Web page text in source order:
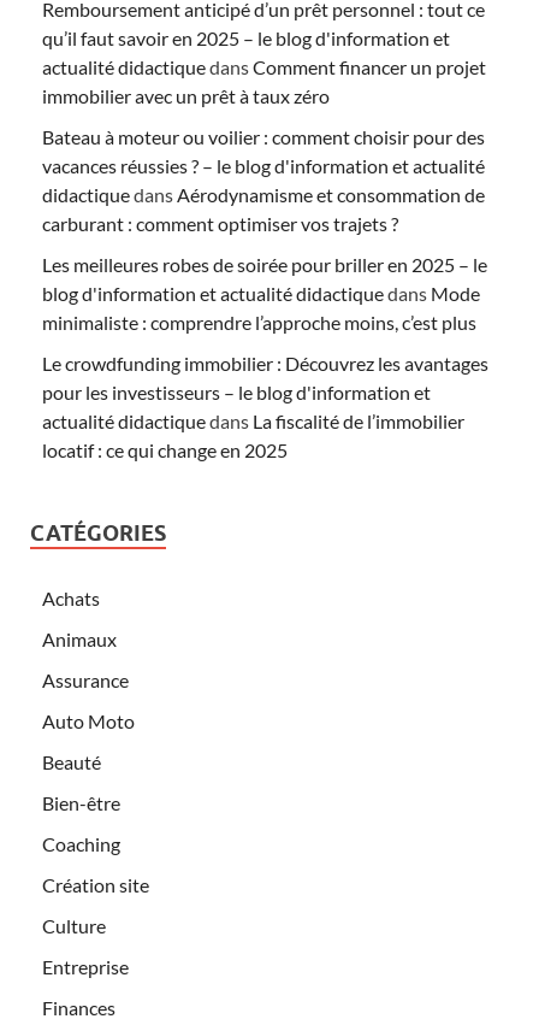
Remboursement anticipé d’un prêt personnel : tout ce
qu’il faut savoir en 2025 – le blog d'information et
actualité didactiquedansComment financer un projet
immobilier avec un prêt à taux zéro
Bateau à moteur ou voilier : comment choisir pour des
vacances réussies ? – le blog d'information et actualité
didactiquedans Aérodynamisme et consommation de
carburant : comment optimiser vos trajets ?
Les meilleures robes de soirée pour briller en 2025 – le
blog d'information et actualité didactiquedans Mode
minimaliste : comprendre l’approche moins, c’est plus
Le crowdfunding immobilier : Découvrez les avantages
pour les investisseurs – le blog d'information et
actualité didactiquedans La fiscalité de l’immobilier
locatif : ce qui change en 2025
CATÉGORIES
Achats
Animaux
Assurance
Auto Moto
Beauté
Bien-être
Coaching
Création site
Culture
Entreprise
Finances